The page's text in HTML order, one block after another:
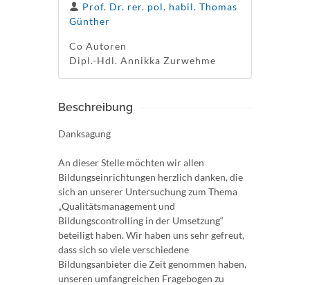
Prof. Dr. rer. pol. habil. Thomas
Günther
Co Autoren
Dipl.-Hdl. Annikka Zurwehme
Beschreibung
Danksagung
An dieser Stelle möchten wir allen
Bildungseinrichtungen herzlich danken, die
sich an unserer Untersuchung zum Thema
„Qualitätsmanagement und
Bildungscontrolling in der Umsetzung“
beteiligt haben. Wir haben uns sehr gefreut,
dass sich so viele verschiedene
Bildungsanbieter die Zeit genommen haben,
unseren umfangreichen Fragebogen zu